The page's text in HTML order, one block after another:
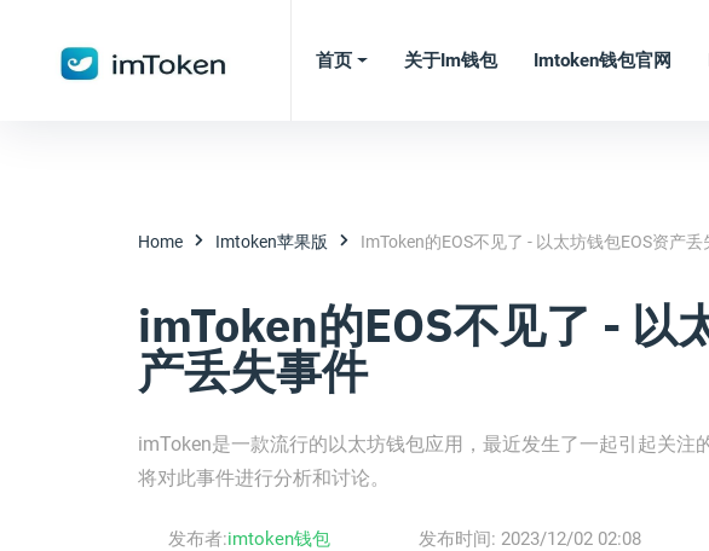
首页 关于im钱包 Imtoken钱包官网
Home Imtoken苹果版 ImToken的EOS不见了 - 以太坊钱包EOS资产丢
imToken的EOS不见了 - 以
产丢失事件
imToken是一款流行的以太坊钱包应用，最近发生了一起引起关注
将对此事件进行分析和讨论。
发布者:imtoken钱包 发布时间: 2023/12/02 02:08